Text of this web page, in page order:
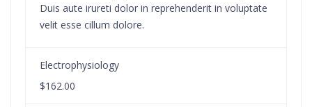
Duis aute irureti dolor in reprehenderit in voluptate
velit esse cillum dolore.
Electrophysiology
$162.00